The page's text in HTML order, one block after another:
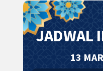
JADWAL
13